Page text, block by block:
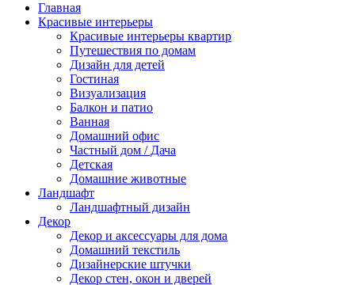
Главная
Красивые интерьеры
Красивые интерьеры квартир
Путешествия по домам
Дизайн для детей
Гостиная
Визуализация
Балкон и патио
Ванная
Домашний офис
Частный дом / Дача
Детская
Домашние животные
Ландшафт
Ландшафтный дизайн
Декор
Декор и аксессуары для дома
Домашний текстиль
Дизайнерские штучки
Декор стен, окон и дверей